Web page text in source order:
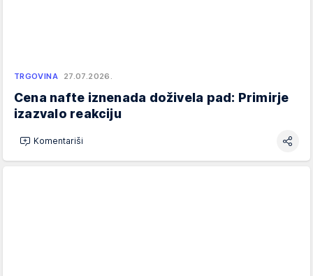
TRGOVINA 27.07.2026.
Cena nafte iznenada doživela pad: Primirje
izazvalo reakciju
Komentariši